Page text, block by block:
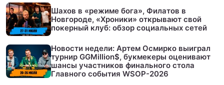
Шахов в «режиме бога», Филатов в
Новгороде, «Хроники» открывают свой
покерный клуб: обзор социальных сетей
Новости недели: Артем Осмирко выиграл
турнир GGMillion$, букмекеры оценивают
шансы участников финального стола
Главного события WSOP-2026